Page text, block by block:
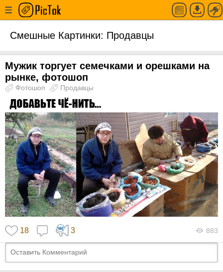
Смешные Картинки: Продавцы
Мужик торгует семечками и орешками на
рынке, фотошоп
Фотошоп Продавцы
18 3 883